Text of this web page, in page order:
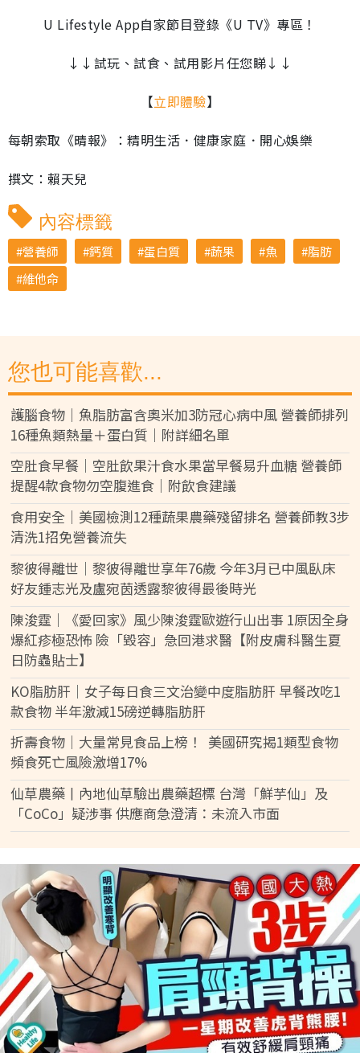
:
6
2
%
U Lifestyle App自家節目登錄《U TV》專區！
↓↓試玩、試食、試用影片任您睇↓↓
【立即體驗】
每朝索取《晴報》：精明生活．健康家庭．開心娛樂
撰文：賴天兒
內容標籤
營養師 鈣質 蛋白質 蔬果 魚
脂肪
維他命
您也可能喜歡...
護腦食物｜魚脂肪富含奧米加3防冠心病中風 營養師排列
16種魚類熱量＋蛋白質｜附詳細名單
空肚食早餐｜空肚飲果汁食水果當早餐易升血糖 營養師
提醒4款食物勿空腹進食｜附飲食建議
食用安全｜美國檢測12種蔬果農藥殘留排名 營養師教3步
清洗1招免營養流失
黎彼得離世｜黎彼得離世享年76歲 今年3月已中風臥床
好友鍾志光及盧宛茵透露黎彼得最後時光
陳浚霆｜《愛回家》風少陳浚霆歐遊行山出事 1原因全身
爆紅疹極恐怖 險「毀容」急回港求醫【附皮膚科醫生夏
日防蟲貼士】
KO脂肪肝｜女子每日食三文治變中度脂肪肝 早餐改吃1
款食物 半年激減15磅逆轉脂肪肝
折壽食物｜大量常見食品上榜！ 美國研究揭1類型食物
頻食死亡風險激增17%
仙草農藥丨內地仙草驗出農藥超標 台灣「鮮芋仙」及
「CoCo」疑涉事 供應商急澄清：未流入市面